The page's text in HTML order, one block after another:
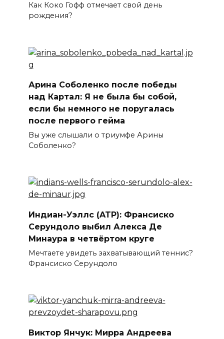
Как Коко Гофф отмечает свой день
рождения?
Арина Соболенко после победы
над Картал: Я не была бы собой,
если бы немного не поругалась
после первого гейма
Вы уже слышали о триумфе Арины
Соболенко?
Индиан-Уэллс (ATP): Франсиско
Серундоло выбил Алекса Де
Минаура в четвёртом круге
Мечтаете увидеть захватывающий теннис?
Франсиско Серундоло
Виктор Янчук: Мирра Андреева